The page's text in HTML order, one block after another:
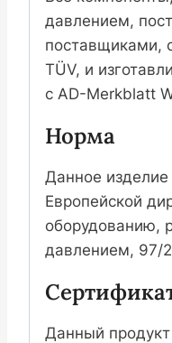
давлением,
поставщиками,
TÜV, и
с AD-Merkblatt
Норма
Данное изделие
Европейской
оборудованию,
давлением, 97/
Данный